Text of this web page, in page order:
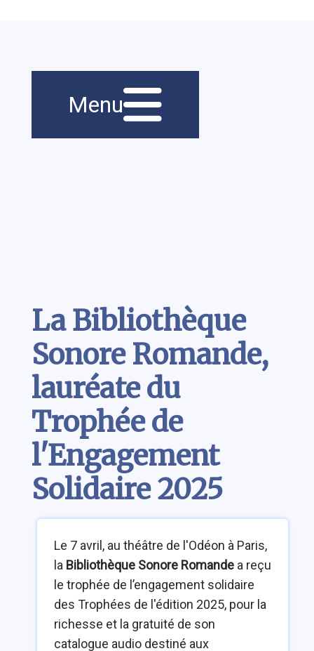
Navigation
principale
Menu
La Bibliothèque
Sonore Romande,
lauréate du
Trophée de
l'Engagement
Solidaire 2025
Le 7 avril, au théâtre de l'Odéon à Paris,
la Bibliothèque Sonore Romandea reçu
le trophée de l’engagement solidaire
des Trophées de l'édition 2025, pour la
richesse et la gratuité de son
catalogue audio destiné aux